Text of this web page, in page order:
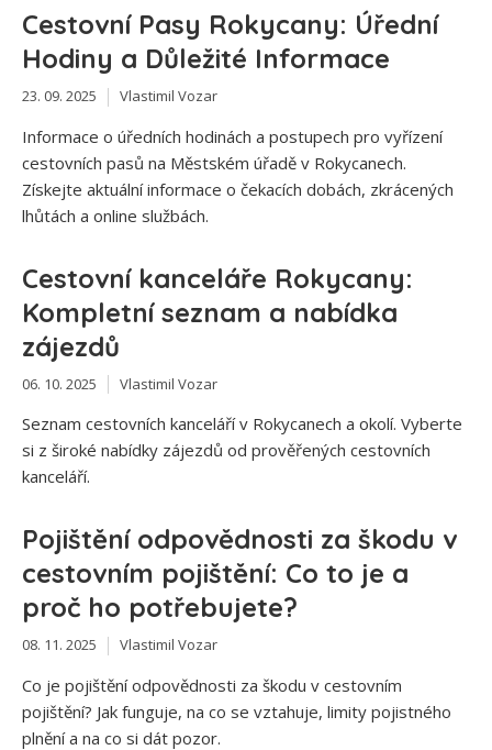
Cestovní Pasy Rokycany: Úřední
Hodiny a Důležité Informace
23. 09. 2025 Vlastimil Vozar
Informace o úředních hodinách a postupech pro vyřízení
cestovních pasů na Městském úřadě v Rokycanech.
Získejte aktuální informace o čekacích dobách, zkrácených
lhůtách a online službách.
Cestovní kanceláře Rokycany:
Kompletní seznam a nabídka
zájezdů
06. 10. 2025 Vlastimil Vozar
Seznam cestovních kanceláří v Rokycanech a okolí. Vyberte
si z široké nabídky zájezdů od prověřených cestovních
kanceláří.
Pojištění odpovědnosti za škodu v
cestovním pojištění: Co to je a
proč ho potřebujete?
08. 11. 2025 Vlastimil Vozar
Co je pojištění odpovědnosti za škodu v cestovním
pojištění? Jak funguje, na co se vztahuje, limity pojistného
plnění a na co si dát pozor.